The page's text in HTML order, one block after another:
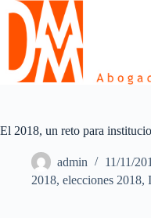
Skip
content
El 2018, un reto para
admin
11/11/
2018, elecciones 2018,